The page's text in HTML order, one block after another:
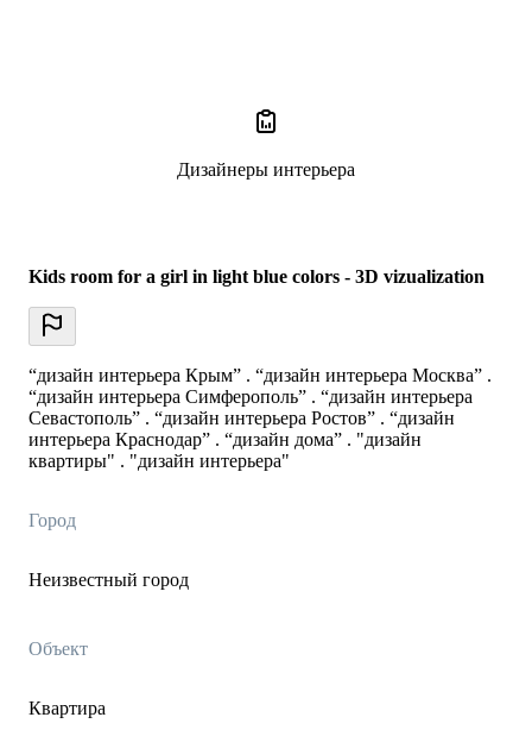
Kids room for a girl in light blue colors - 3D vizualization
“дизайн интерьера Крым” . “дизайн интерьера Москва” .
“дизайн интерьера Симферополь” . “дизайн интерьера
Севастополь” . “дизайн интерьера Ростов” . “дизайн
интерьера Краснодар” . “дизайн дома” . "дизайн
квартиры" . "дизайн интерьера"
Город
Неизвестный город
Объект
Квартира
Дизайнеры интерьера